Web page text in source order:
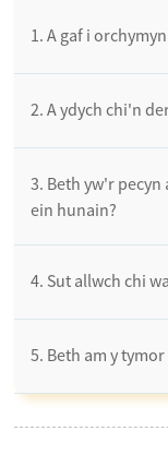
1. A gaf i
2. A ydych chi'n
3. Beth yw'r
ein hunain?
4. Sut allwch chi
5. Beth am y